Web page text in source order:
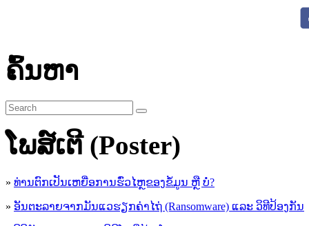
ຄົ້ນຫາ
ໂພສ໌ເຕີ (Poster)
» ທ່ານຕົກເປັນເຫຍື່ອການຮົ່ວໄຫຼຂອງຂໍ້ມູນ ຫຼື ບໍ່?
» ອັນຕະລາຍຈາກມັນແວຮຽກຄ່າໄຖ່ (Ransomware) ແລະ ວິທີປ້ອງກັນ